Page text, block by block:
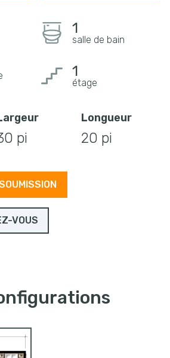
1
salle de bain
1
étage
pi
Longueur
20 pi
VOUS